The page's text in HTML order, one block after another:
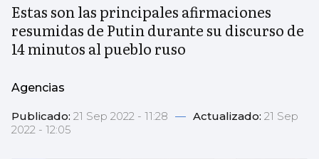
Estas son las principales afirmaciones
resumidas de Putin durante su discurso de
14 minutos al pueblo ruso
Agencias
Publicado: 21 Sep 2022 - 11:28 — Actualizado: 21 Sep
2022 - 12:05